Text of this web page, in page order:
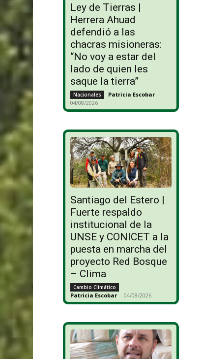
Ley de Tierras |
Herrera Ahuad
defendió a las
chacras misioneras:
“No voy a estar del
lado de quien les
saque la tierra”
Nacionales Patricia Escobar -
04/08/2026
Santiago del Estero |
Fuerte respaldo
institucional de la
UNSE y CONICET a la
puesta en marcha del
proyecto Red Bosque
– Clima
Cambio Climático
Patricia Escobar - 04/08/2026